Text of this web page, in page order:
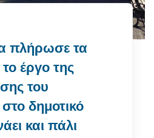
πλήρωσε τα
έργο της
του
δημοτικό
και πάλι